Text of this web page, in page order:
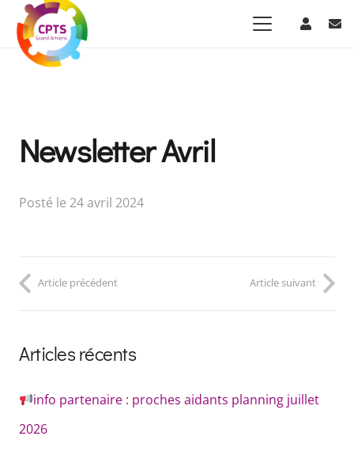
Newsletter Avril
Posté le 24 avril 2024
Article précédent Article suivant
Articles récents
info partenaire : proches aidants planning juillet
2026